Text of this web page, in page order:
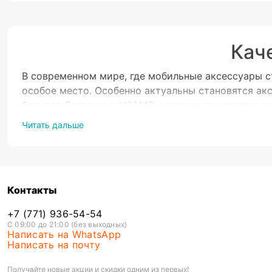
В современном мире, где мобильные аксессуары
особое место. Особенно актуальны становятся
брендов Samsung и USAMS, которые сочетают в
Samsung и USAMS
В Evrika ценовой диапазон чехлов для AirPods
потребителей. Эта цена включает в себя не
Выбор чехла от Samsung или USAMS для ваших
через аксессуары для вашей техники. Эти бренды
идеальным выбором для современных
Читать дальше
Контакты
+7 (771) 936-54-54
С 09:00 до 21:00 (без выходных)
Написать на WhatsApp
Написать на почту
Получайте новые акции и скидки одним из первых!